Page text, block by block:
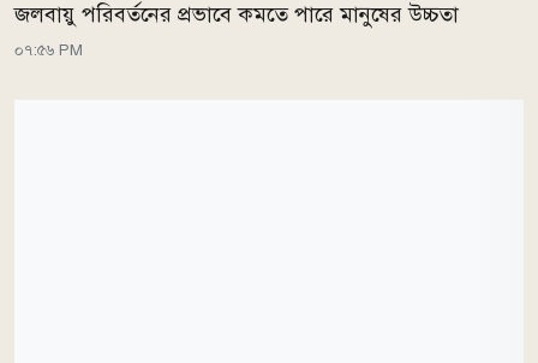
জলবায়ু পরিবর্তনের প্রভাবে কমতে পারে মানুষের উচ্চতা
০৭:৫৬ PM